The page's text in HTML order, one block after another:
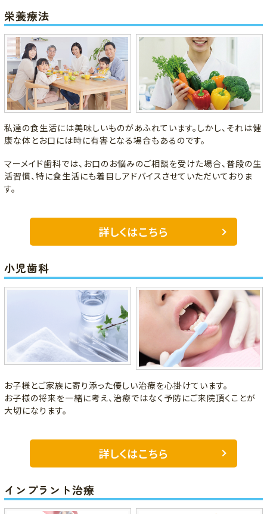
栄養療法
私達の食生活には美味しいものがあふれています。しかし、それは健
康な体とお口には時に有害となる場合もあるのです。
マーメイド歯科では、お口のお悩みのご相談を受けた場合、普段の生
活習慣、特に食生活にも着目しアドバイスさせていただいておりま
す。
詳しくはこちら
小児歯科
お子様とご家族に寄り添った優しい治療を心掛けています。
お子様の将来を一緒に考え、治療ではなく予防にご来院頂くことが
大切になります。
詳しくはこちら
インプラント治療